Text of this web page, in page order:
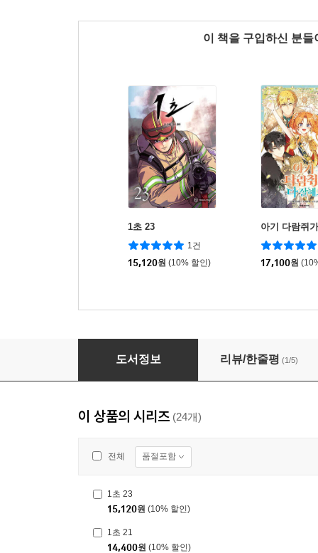
이 책을 구입하신 분
1초 23
1건
15,120원 (10% 할인)
아기 다람쥐
17,100원
도서정보 리뷰/한줄평 (1/5)
이 상품의 시리즈 (24개)
전체 품절포함
1초 23
15,120원 (10% 할인)
1초 21
14,400원 (10% 할인)